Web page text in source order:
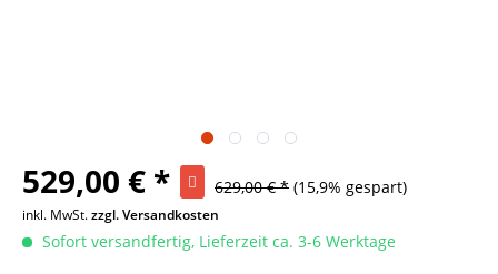
529,00 € * 629,00 € * (15,9% gespart)
inkl. MwSt.zzgl. Versandkosten
Sofort versandfertig, Lieferzeit ca. 3-6 Werktage